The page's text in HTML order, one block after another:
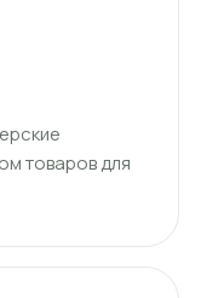
товаров для